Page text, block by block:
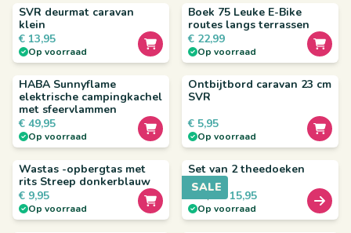
SVR deurmat caravan
klein
Op voorraad
€ 13,95
Boek 75 Leuke E-Bike
routes langs terrassen
Op voorraad
€ 22,99
HABA Sunnyflame
elektrische campingkachel
met sfeervlammen
Op voorraad
€ 49,95
Ontbijtbord caravan 23 cm
SVR
Op voorraad
€ 5,95
Wastas -opbergtas met
rits Streep donkerblauw
Op voorraad
€ 9,95
SALE
Set van 2 theedoeken
Op voorraad
€15,95